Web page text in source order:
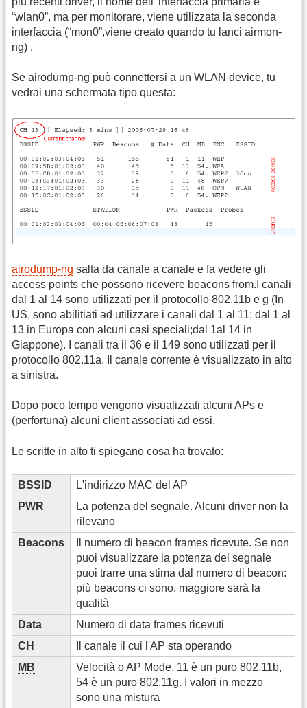
“wlan0”, ma per monitorare, viene utilizzata la seconda
interfaccia (“mon0”,viene creato quando tu lanci airmon-
ng) .
Se airodump-ng può connettersi a un WLAN device, tu
vedrai una schermata tipo questa:
airodump-ng salta da canale a canale e fa vedere gli
access points che possono ricevere beacons from.I canali
dal 1 al 14 sono utilizzati per il protocollo 802.11b e g (In
US, sono abilitiati ad utilizzare i canali dal 1 al 11; dal 1 al
13 in Europa con alcuni casi speciali;dal 1al 14 in
Giappone). I canali tra il 36 e il 149 sono utilizzati per il
protocollo 802.11a. Il canale corrente è visualizzato in alto
a sinistra.
Dopo poco tempo vengono visualizzati alcuni APs e
(perfortuna) alcuni client associati ad essi.
Le scritte in alto ti spiegano cosa ha trovato:
BSSID
L'indirizzo MAC del AP
PWR
La potenza del segnale. Alcuni driver non la
rilevano
Beacons
Il numero di beacon frames ricevute. Se non
puoi visualizzare la potenza del segnale
puoi trarre una stima dal numero di beacon:
più beacons ci sono, maggiore sarà la
qualità
Data
Numero di data frames ricevuti
CH
Il canale il cui l'AP sta operando
MB
Velocità o AP Mode. 11 è un puro 802.11b,
54 è un puro 802.11g. I valori in mezzo
sono una mistura